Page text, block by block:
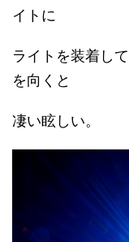
イトに
ライトを装着し
を向くと
凄い眩しい。